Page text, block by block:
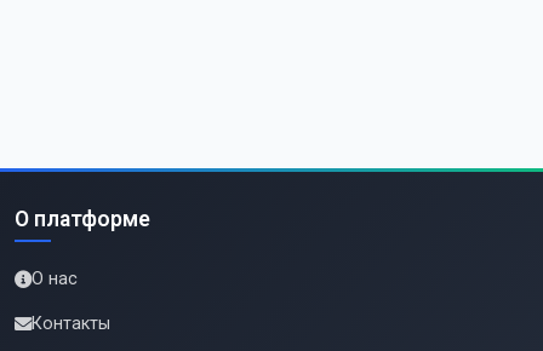
О платформе
О нас
Контакты